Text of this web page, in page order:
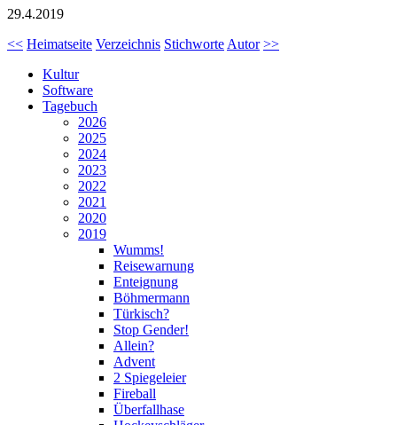
29.4.2019
<< Heimatseite Verzeichnis Stichworte Autor >>
Kultur
Software
Tagebuch
2026
2025
2024
2023
2022
2021
2020
2019
Wumms!
Reisewarnung
Enteignung
Böhmermann
Türkisch?
Stop Gender!
Allein?
Advent
2 Spiegeleier
Fireball
Überfallhase